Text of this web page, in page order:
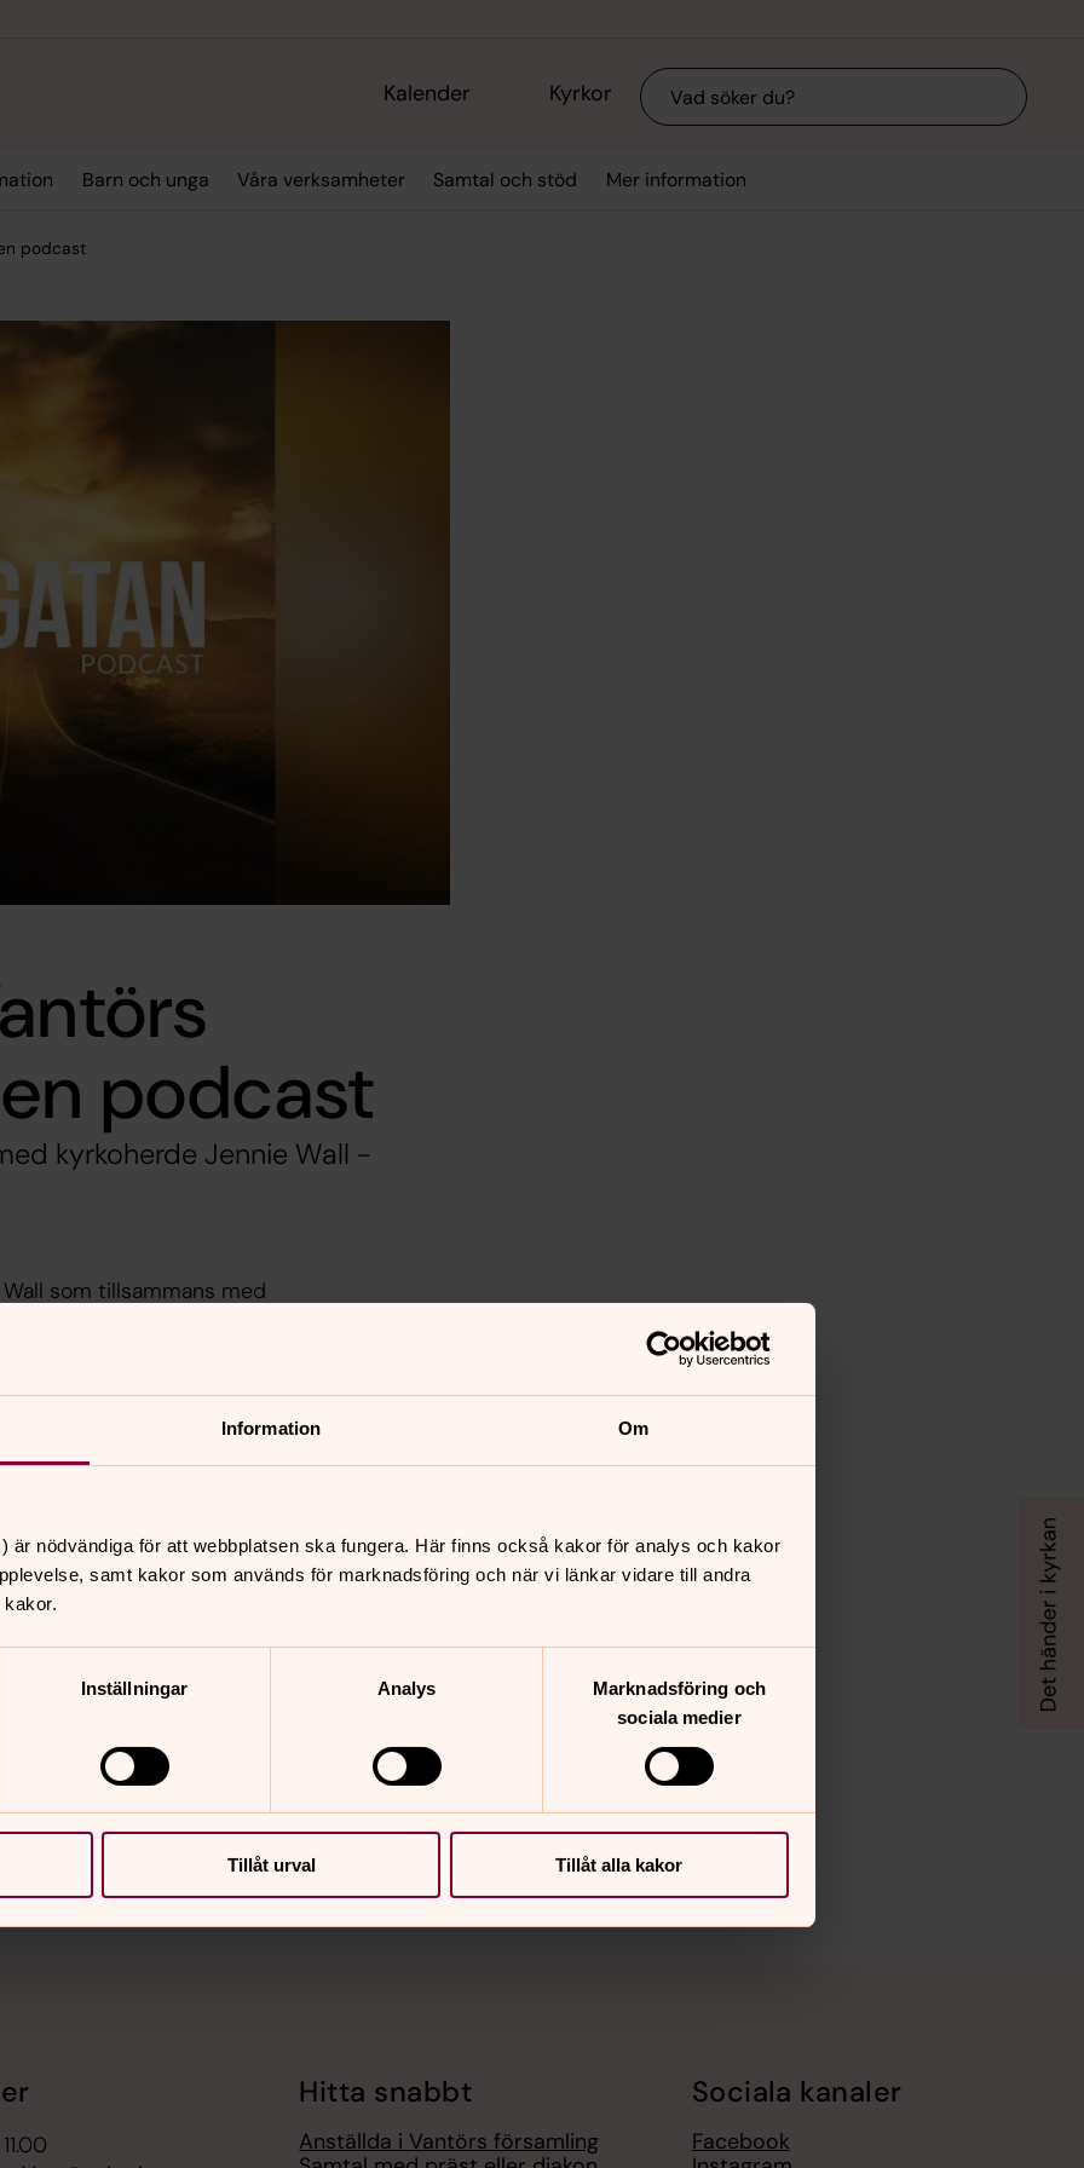
Information Om
är nödvändiga för att webbplatsen ska fungera. Här finns också kakor för analys och kakor
samt kakor som används för marknadsföring och när vi länkar vidare till andra
Inställningar Analys
Marknadsföring och
sociala medier
Tillåt urval Tillåt alla kakor
Kalender Kyrkor Sök
Barn och unga Våra verksamheter Samtal och stöd Mer information
podcast
podcast
kyrkoherde Jennie Wall -
som tillsammans med
och jord, från teologiska
lära känna Vantörs församling och
församling, och det finns även
Mycket nöje!
Hitta snabbt
Anställda i Vantörs församling
Sociala kanaler
Facebook